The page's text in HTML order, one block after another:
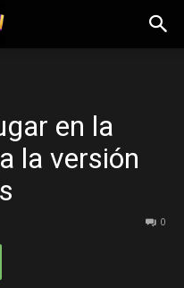
en la
la versión
0